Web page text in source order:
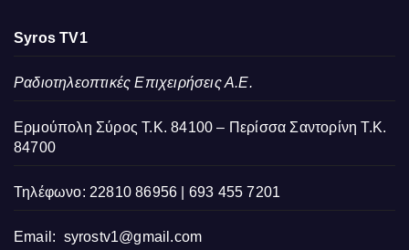
Syros TV1
Ραδιοτηλεοπτικές Επιχειρήσεις Α.Ε.
Ερμούπολη Σύρος Τ.Κ. 84100 – Περίσσα Σαντορίνη Τ.Κ.
84700
Τηλέφωνο: 22810 86956 | 693 455 7201
Email: syrostv1@gmail.com